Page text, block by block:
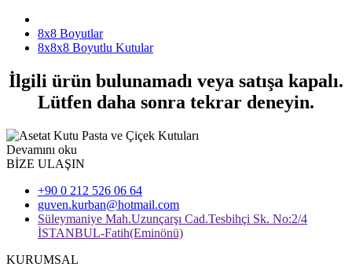
8x8 Boyutlar
8x8x8 Boyutlu Kutular
İlgili ürün bulunamadı veya satışa kapalı.
Lütfen daha sonra tekrar deneyin.
Devamını oku
BİZE ULAŞIN
+90 0 212 526 06 64
guven.kurban@hotmail.com
Süleymaniye Mah.Uzunçarşı Cad.Tesbihçi Sk. No:2/4
İSTANBUL-Fatih(Eminönü)
KURUMSAL